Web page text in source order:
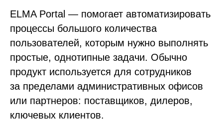
ELMA Portal — помогает автоматизировать
процессы большого количества
пользователей, которым нужно выполнять
простые, однотипные задачи. Обычно
продукт используется для сотрудников
за пределами административных офисов
или партнеров: поставщиков, дилеров,
ключевых клиентов.